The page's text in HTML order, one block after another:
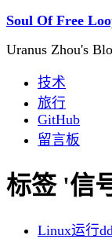
Soul Of Free
Uranus Zhou's
技术
旅行
GitHub
留言板
标签 '信
Linux运行